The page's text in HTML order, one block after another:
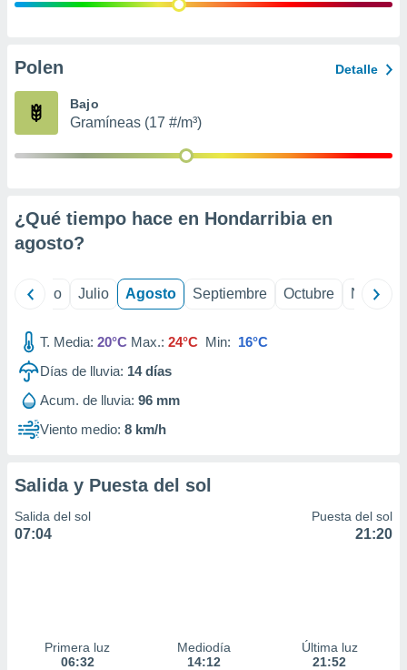
publicidad
de
Polen Detalle
Bajo
Gramíneas (17 #/m³)
¿Qué tiempo hace en Hondarribia en
agosto?
Junio Julio Agosto Septiembre Octubre
T. Media: 20°C Max.: 24°C Min: 16°C
Días de lluvia: 14días
Acum. de lluvia: 96 mm
Viento medio: 8 km/h
Salida y Puesta del sol
Salida del sol
07:04
Puesta del sol
21:20
Primera luz
06:32
Mediodía
14:12
Última luz
21:52